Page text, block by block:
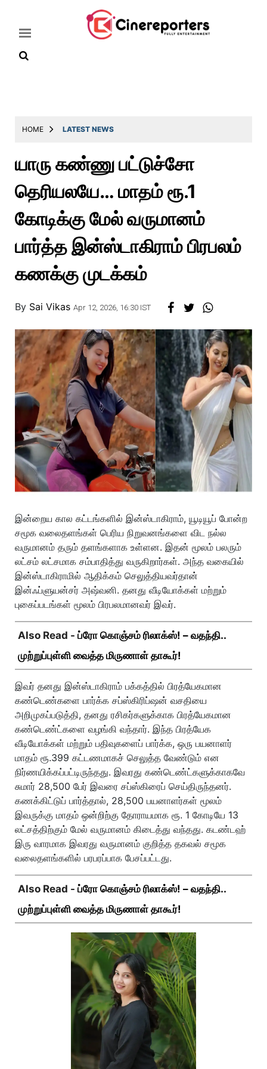
Latest
Throwback
Television
Story
HOME LATEST NEWS
யாரு கண்ணு பட்டுச்சோ
தெரியலயே… மாதம் ரூ.1
கோடிக்கு மேல் வருமானம்
பார்த்த இன்ஸ்டாகிராம் பிரபலம்
கணக்கு முடக்கம்
By Sai Vikas Apr 12, 2026, 16:30 IST
இன்றைய கால கட்டங்களில் இன்ஸ்டாகிராம், யூடியூப் போன்ற
சமூக வலைதளங்கள் பெரிய நிறுவனங்களை விட நல்ல
வருமானம் தரும் தளங்களாக உள்ளன. இதன் மூலம் பலரும்
லட்சம் லட்சமாக சம்பாதித்து வருகிறார்கள். அந்த வகையில்
இன்ஸ்டாகிராமில் ஆதிக்கம் செலுத்தியவர்தான்
இன்ஃப்ளுயன்சர் அஷ்வனி. தனது வீடியோக்கள் மற்றும்
புகைப்படங்கள் மூலம் பிரபலமானவர் இவர்.
Also Read - ப்ரோ கொஞ்சம் ரிலாக்ஸ்! – வதந்தி..
முற்றுப்புள்ளி வைத்த மிருணாள் தாகூர்!
இவர் தனது இன்ஸ்டாகிராம் பக்கத்தில் பிரத்யேகமான
கண்டெண்களை பார்க்க சப்ஸ்கிரிப்ஷன் வசதியை
அறிமுகப்படுத்தி, தனது ரசிகர்களுக்காக பிரத்யேகமான
கண்டெண்ட்களை வழங்கி வந்தார். இந்த பிரத்யேக
வீடியோக்கள் மற்றும் பதிவுகளைப் பார்க்க, ஒரு பயனாளர்
மாதம் ரூ.399 கட்டணமாகச் செலுத்த வேண்டும் என
நிர்ணயிக்கப்பட்டிருந்தது. இவரது கண்டெண்ட்களுக்காகவே
சுமார் 28,500 பேர் இவரை சப்ஸ்கிரைப் செய்திருந்தனர்.
கணக்கிட்டுப் பார்த்தால், 28,500 பயனாளர்கள் மூலம்
இவருக்கு மாதம் ஒன்றிற்கு தோராயமாக ரூ. 1 கோடியே 13
லட்சத்திற்கும் மேல் வருமானம் கிடைத்து வந்தது. கடண்டஹ்
இரு வாரமாக இவரது வருமானம் குறித்த தகவல் சமூக
வலைதளங்களில் பரபரப்பாக பேசப்பட்டது.
Also Read - ப்ரோ கொஞ்சம் ரிலாக்ஸ்! – வதந்தி..
முற்றுப்புள்ளி வைத்த மிருணாள் தாகூர்!